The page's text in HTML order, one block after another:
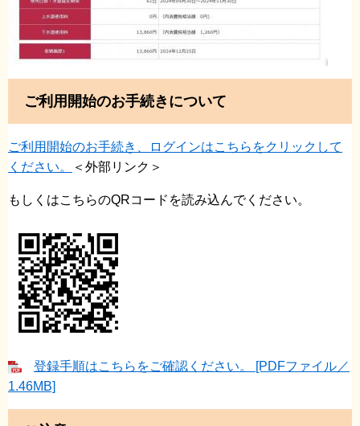
ご利用開始のお手続きについて
ご利用開始のお手続き、ログインはこちらをクリックして
ください。
＜外部リンク＞
もしくはこちらのQRコードを読み込んでください。
登録手順はこちらをご確認ください。 [PDFファイル／
1.46MB]